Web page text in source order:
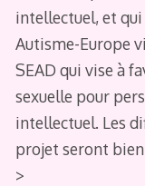
intellectuel, et
Autisme-Europe
SEAD qui vise à
sexuelle pour
intellectuel. Les
projet seront
>